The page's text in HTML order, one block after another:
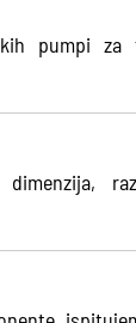
pumpi za